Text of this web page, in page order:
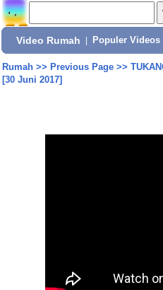
Video Rumah Populer Videos
Rumah>> Previous Page>>
[30 Juni 2017]